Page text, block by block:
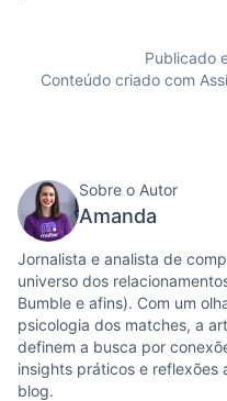
Publicado
Conteúdo criado com
Sobre o Autor
Amanda
Jornalista e analista de
universo dos
Bumble e afins). Com um
psicologia dos matches, a
definem a busca por
insights práticos e reflexões
blog.